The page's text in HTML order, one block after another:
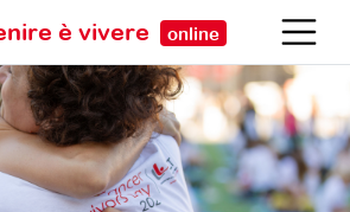
è vivere online